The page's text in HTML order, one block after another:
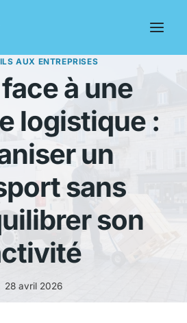
AUX ENTREPRISES
à une
logistique :
un
sans
son
28 avril 2026